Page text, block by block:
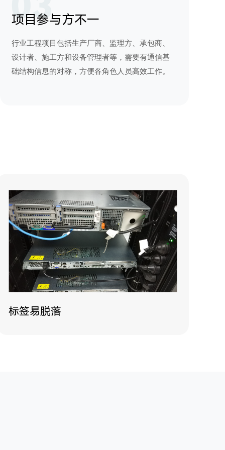
项目参与方不一
行业工程项目包括生产厂商、监理方、承包商、
设计者、施工方和设备管理者等，需要有通信基
础结构信息的对称，方便各角色人员高效工作。
标签易脱落